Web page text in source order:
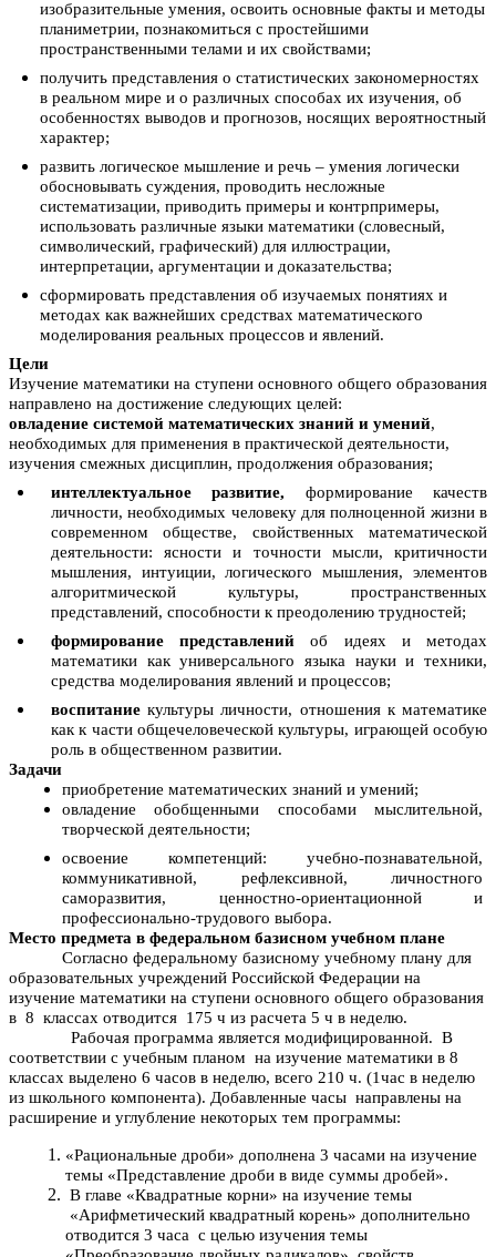
изобразительные умения, освоить основные факты и методы
планиметрии, познакомиться с простейшими
пространственными телами и их свойствами;
получить представления о статистических закономерностях
в реальном мире и о различных способах их изучения, об
особенностях выводов и прогнозов, носящих вероятностный
характер;
развить логическое мышление и речь – умения логически
обосновывать суждения, проводить несложные
систематизации, приводить примеры и контрпримеры,
использовать различные языки математики (словесный,
символический, графический) для иллюстрации,
интерпретации, аргументации и доказательства;
сформировать представления об изучаемых понятиях и
методах как важнейших средствах математического
моделирования реальных процессов и явлений.
Цели
Изучение математики на ступени основного общего образования
направлено на достижение следующих целей:
овладение системой математических знаний и умений,
необходимых для применения в практической деятельности,
изучения смежных дисциплин, продолжения образования;
интеллектуальное развитие, формирование качеств
личности, необходимых человеку для полноценной жизни в
современном обществе, свойственных математической
деятельности: ясности и точности мысли, критичности
мышления, интуиции, логического мышления, элементов
алгоритмической культуры, пространственных
представлений, способности к преодолению трудностей;
формирование представлений об идеях и методах
математики как универсального языка науки и техники,
средства моделирования явлений и процессов;
воспитаниекультуры личности, отношения к математике
как к части общечеловеческой культуры, играющей особую
роль в общественном развитии.
Задачи
приобретение математических знаний и умений;
овладение обобщенными способами мыслительной,
творческой деятельности;
освоение компетенций: учебно-познавательной,
коммуникативной, рефлексивной, личностного
саморазвития, ценностно-ориентационной и
профессионально-трудового выбора.
Место предмета в федеральном базисном учебном плане
Согласно федеральному базисному учебному плану для
образовательных учреждений Российской Федерации на
изучение математики на ступени основного общего образования
в 8 классах отводится 175 ч из расчета 5 ч в неделю.
Рабочая программа является модифицированной. В
соответствии с учебным планом на изучение математики в 8
классах выделено 6 часов в неделю, всего 210 ч. (1час в неделю
из школьного компонента). Добавленные часы направлены на
расширение и углубление некоторых тем программы:
«Рациональные дроби» дополнена 3 часами на изучение
темы «Представление дроби в виде суммы дробей».
В главе «Квадратные корни» на изучение темы
«Арифметический квадратный корень» дополнительно
отводится 3 часа с целью изучения темы